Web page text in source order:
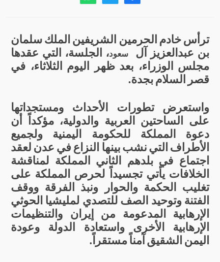
ترأس خادم الحرمين الشريفين الملك سلمان
بن عبدالعزيز آل سعود، الجلسة، التي عقدها
مجلس
الوزراء، بعد ظهر اليوم الثلاثاء، في
قصر
السلام بجدة.
واستعرض تطورات الأحداث
ومستجداتها
على
الساحتين العربية والدولية، مؤكداً
أن
دعوة
المملكة للحكومة اليمنية
ولجميع
الأطراف التي نشب بينها النزاع في عدن لعقد
اجتماع في بلدهم الثاني المملكة لمناقشة
الخلافات يأتي تجسيداً لحرص المملكة على
تغليب
الحكمة والحوار ونبذ الفرقة ووقف
الفتنة وتوحيد الصف للتصدي لمليشيا الحوثي
الإرهابية
المدعومة من إيران
والتنظيمات
الإرهابية
الأخرى واستعادة الدولة
وعودة
اليمن الشقيق آمناً مستقراً .